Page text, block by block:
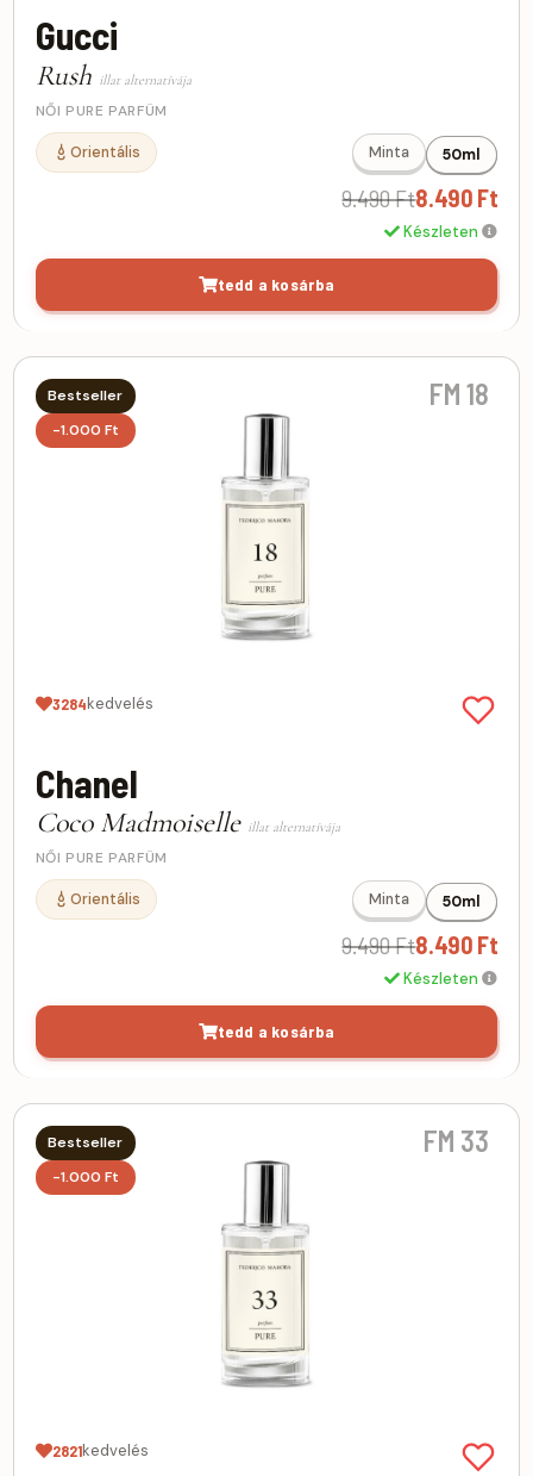
Gucci
Rush illat alternatívája
NŐI PURE PARFÜM
Orientális Minta 50ml
9.490 Ft8.490 Ft
Készleten
tedd a kosárba
Bestseller
-1.000 Ft
FM 18
3284kedvelés
Chanel
Coco Madmoiselle illat alternatívája
NŐI PURE PARFÜM
Orientális Minta 50ml
9.490 Ft8.490 Ft
Készleten
tedd a kosárba
Bestseller
-1.000 Ft
FM 33
2821kedvelés